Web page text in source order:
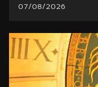
07/08/2026